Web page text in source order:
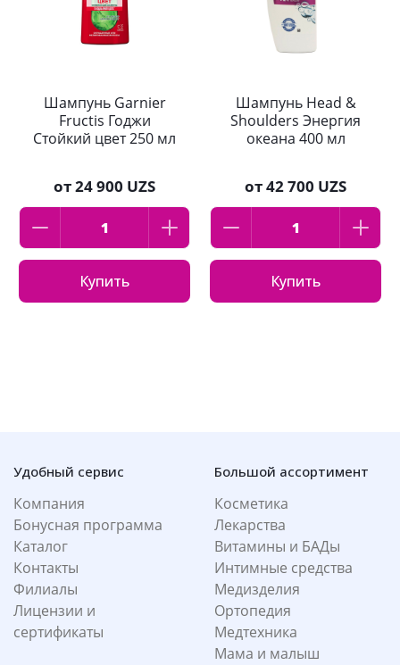
Шампунь Garnier
Fructis Годжи
Стойкий цвет 250 мл
от24 900 UZS
Купить
Шампунь Head &
Shoulders Энергия
океана 400 мл
от42 700 UZS
Купить
Удобный сервис
Компания
Бонусная программа
Каталог
Контакты
Филиалы
Лицензии и
сертификаты
Большой ассортимент
Косметика
Лекарства
Витамины и БАДы
Интимные средства
Медизделия
Ортопедия
Медтехника
Мама и малыш